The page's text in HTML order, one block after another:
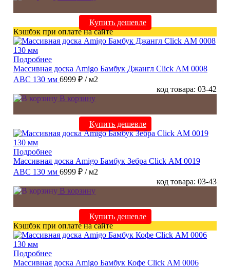
Купить дешевле
Кэшбэк при оплате на сайте
Подробнее
Массивная доска Amigo Бамбук Джангл Click АМ 0008
ABC 130 мм 6999 ₽ / м2
код товара: 03-42
В корзину
Купить дешевле
Подробнее
Массивная доска Amigo Бамбук Зебра Click АМ 0019
ABC 130 мм 6999 ₽ / м2
код товара: 03-43
В корзину
Купить дешевле
Кэшбэк при оплате на сайте
Подробнее
Массивная доска Amigo Бамбук Кофе Click АМ 0006